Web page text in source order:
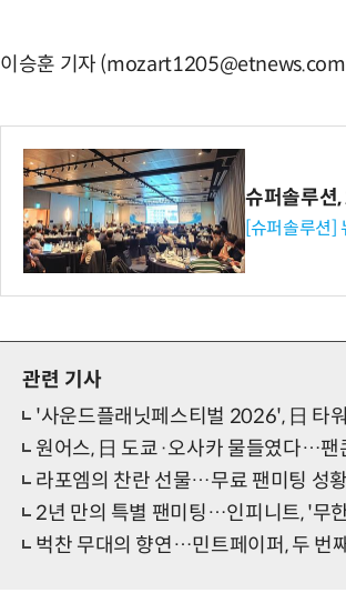
이승훈 기자
슈퍼솔루
[슈퍼솔루션]
관련 기사
'사운드플래닛페스티벌 2026', 日 타
원어스, 日 도쿄·오사카 물들였다…팬
라포엠의 찬란 선물…무료 팬미팅 성
2년 만의 특별 팬미팅…인피니트, '무
벅찬 무대의 향연…민트페이퍼, 두 번